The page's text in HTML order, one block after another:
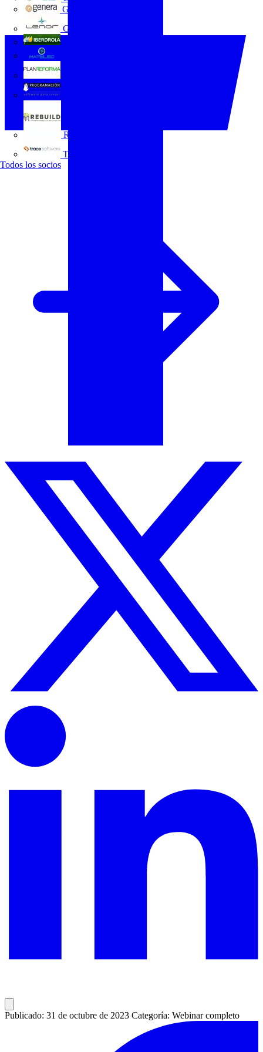
GENERA
Grupo Lenor
REBUILD
Trace Software
Todos los socios
Publicado: 31 de octubre de 2023 Categoría: Webinar completo